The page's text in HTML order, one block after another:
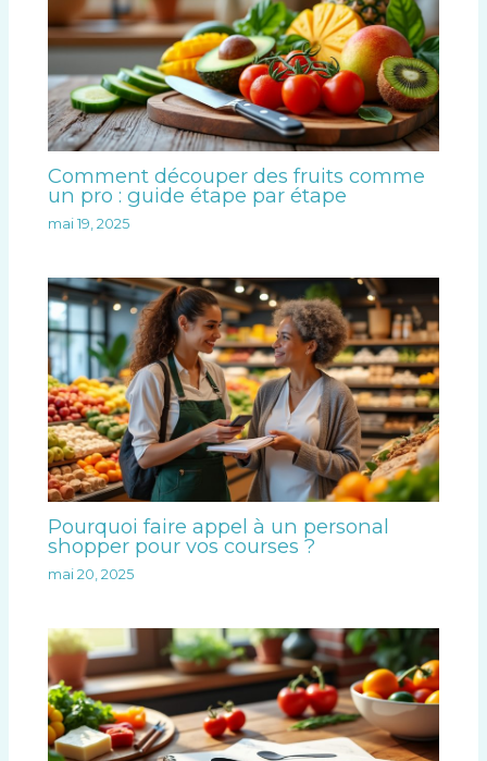
Comment découper des fruits comme
un pro : guide étape par étape
mai 19, 2025
Pourquoi faire appel à un personal
shopper pour vos courses ?
mai 20, 2025